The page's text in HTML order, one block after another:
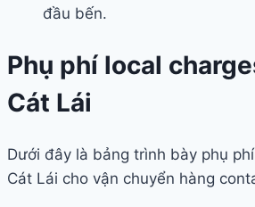
đầu bến.
Phụ phí local
Cát Lái
Dưới đây là bảng trình bày phụ
Cát Lái cho vận chuyển hàng